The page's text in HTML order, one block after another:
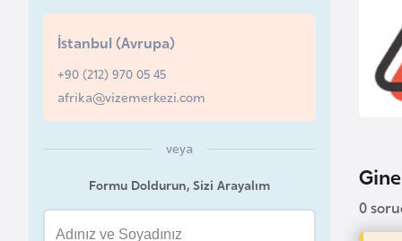
0
İstanbul (Avrupa)
+90 (212) 970 05 45
afrika@vizemerkezi.com
veya
Formu Doldurun, Sizi Arayalım
r
b
a
y
n